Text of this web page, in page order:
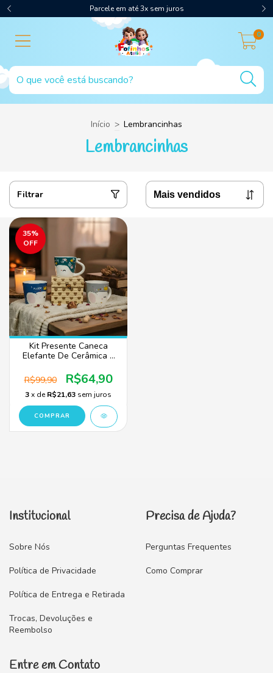
Parcele em até 3x sem juros
0
Início > Lembrancinhas
Lembrancinhas
Filtrar
35%
OFF
Kit Presente Caneca
Elefante De Cerâmica E
R$99,90
R$64,90
3x deR$21,63 sem juros
COMPRAR
Institucional
Sobre Nós
Política de Privacidade
Política de Entrega e Retirada
Trocas, Devoluções e
Reembolso
Precisa de Ajuda?
Perguntas Frequentes
Como Comprar
Entre em Contato